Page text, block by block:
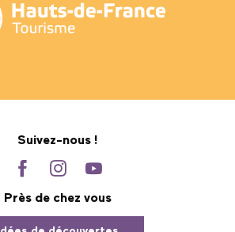
Suivez-nous !
Près de chez vous